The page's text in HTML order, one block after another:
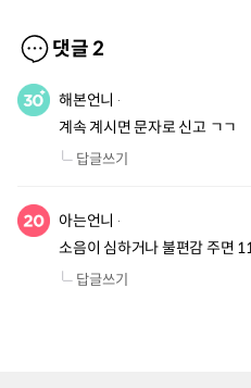
댓글2
해본언니
계속 계시면 문자로 신고 ㄱㄱ
답글쓰기
아는언니
소음이 심하거나 불편감 주면
답글쓰기